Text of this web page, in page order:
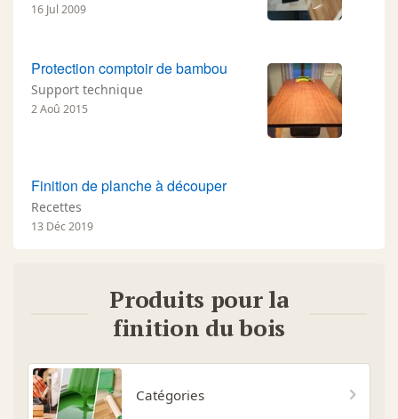
16 Jul 2009
Protection comptoir de bambou
Support technique
2 Aoû 2015
Finition de planche à découper
Recettes
13 Déc 2019
Produits pour la
finition du bois
Catégories